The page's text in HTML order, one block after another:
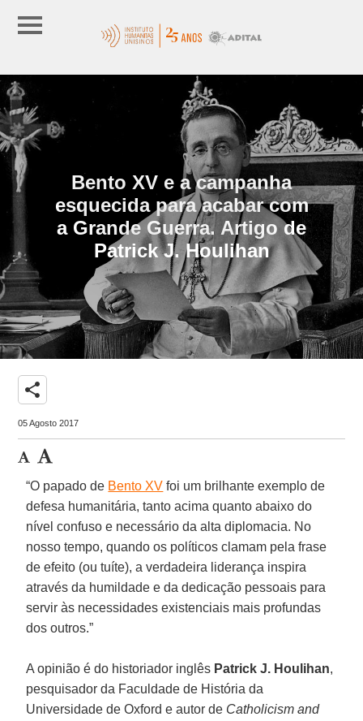
Bento XV e a campanha
esquecida para acabar com
a Grande Guerra. Artigo de
Patrick J. Houlihan
share
05 Agosto 2017
“O papado de Bento XV foi um brilhante exemplo de
defesa humanitária, tanto acima quanto abaixo do
nível confuso e necessário da alta diplomacia. No
nosso tempo, quando os políticos clamam pela frase
de efeito (ou tuíte), a verdadeira liderança inspira
através da humildade e da dedicação pessoais para
servir às necessidades existenciais mais profundas
dos outros.”
A opinião é do historiador inglês Patrick J. Houlihan,
pesquisador da Faculdade de História da
Universidade de Oxford e autor de Catholicism and